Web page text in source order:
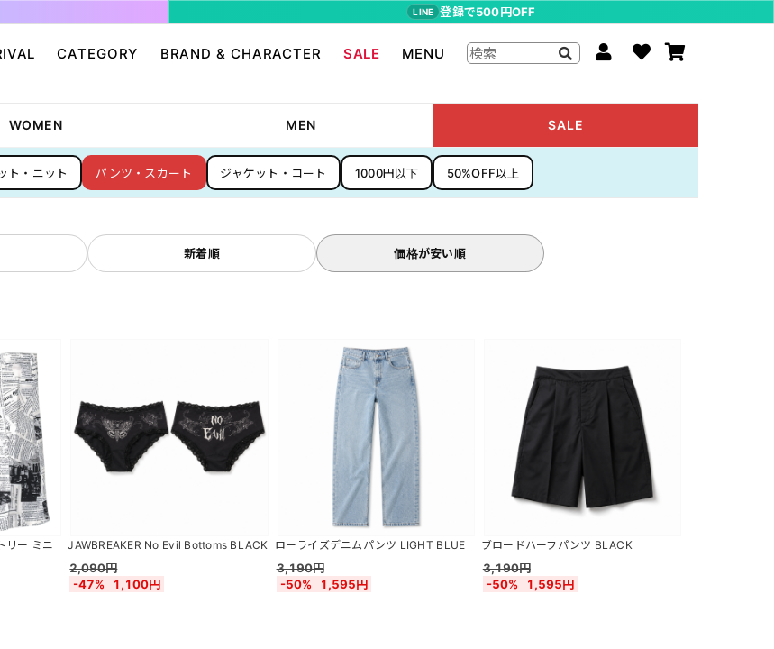
CATEGORY
ワンピース
バッグ
帽子・雑貨
シューズ・靴下
BRAND & CHARACTER
ドラゴンボール
Dr.スランプ アラレちゃん
ディズニー
サンリオ
guernika
BETTY BOOP
エンジェルブルー
スポンジ・ボブ
The Beatles
らんま1/2
P-CHAN
キャスパー
SALE MENU
LINE 登録で500円OFF
WOMEN MEN SALE
ト・ニット パンツ・スカート ジャケット・コート 1000円以下 50%OFF以上
新着順 価格が安い順
リー ミニ
JAWBREAKER No Evil Bottoms BLACK
2,090円
-47%
1,100円
ローライズデニムパンツ LIGHT BLUE
3,190円
-50%
1,595円
ブロードハーフパンツ BLACK
3,190円
-50%
1,595円